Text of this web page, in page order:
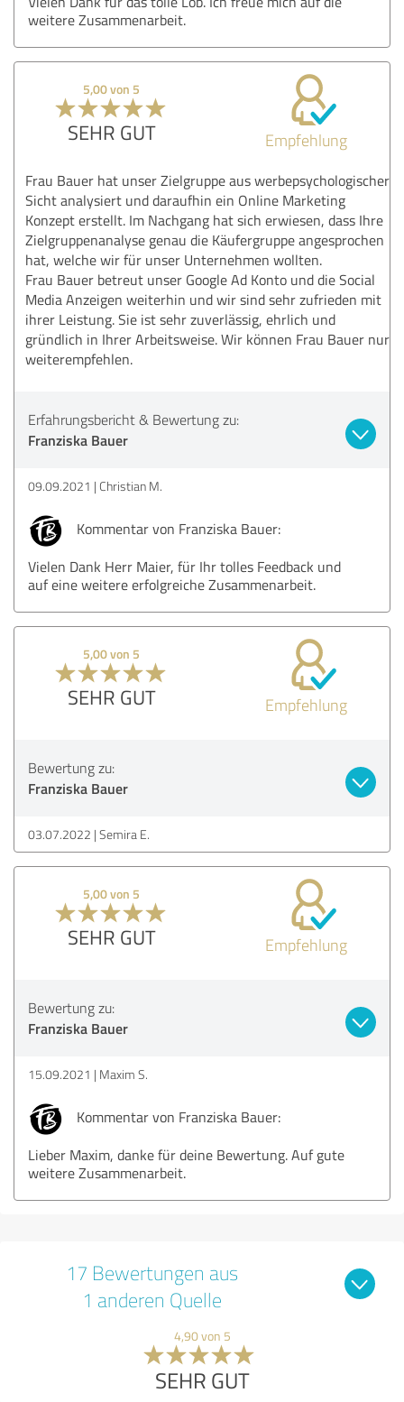
weitere Zusammenarbeit.
5,00 von 5
SEHR GUT Empfehlung
Frau Bauer hat unser Zielgruppe aus werbepsychologischer
Sicht analysiert und daraufhin ein Online Marketing
Konzept erstellt. Im Nachgang hat sich erwiesen, dass Ihre
Zielgruppenanalyse genau die Käufergruppe angesprochen
hat, welche wir für unser Unternehmen wollten.
Frau Bauer betreut unser Google Ad Konto und die Social
Media Anzeigen weiterhin und wir sind sehr zufrieden mit
ihrer Leistung. Sie ist sehr zuverlässig, ehrlich und
gründlich in Ihrer Arbeitsweise. Wir können Frau Bauer nur
weiterempfehlen.
Erfahrungsbericht & Bewertung zu:
Franziska Bauer
09.09.2021 Christian M.
Kommentar von Franziska Bauer:
Vielen Dank Herr Maier, für Ihr tolles Feedback und
auf eine weitere erfolgreiche Zusammenarbeit.
5,00 von 5
SEHR GUT Empfehlung
Bewertung zu:
Franziska Bauer
03.07.2022 Semira E.
5,00 von 5
SEHR GUT Empfehlung
Bewertung zu:
Franziska Bauer
15.09.2021 Maxim S.
Kommentar von Franziska Bauer:
Lieber Maxim, danke für deine Bewertung. Auf gute
weitere Zusammenarbeit.
17 Bewertungen aus
1 anderen Quelle
4,90 von 5
SEHR GUT